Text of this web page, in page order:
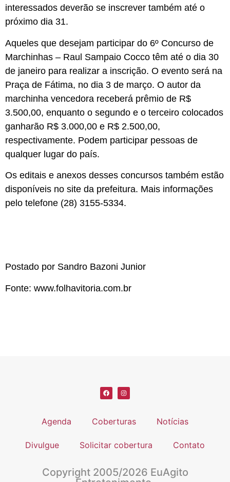
interessados deverão se inscrever também até o
próximo dia 31.
Aqueles que desejam participar do 6º Concurso de
Marchinhas – Raul Sampaio Cocco têm até o dia 30
de janeiro para realizar a inscrição. O evento será na
Praça de Fátima, no dia 3 de março. O autor da
marchinha vencedora receberá prêmio de R$
3.500,00, enquanto o segundo e o terceiro colocados
ganharão R$ 3.000,00 e R$ 2.500,00,
respectivamente. Podem participar pessoas de
qualquer lugar do país.
Os editais e anexos desses concursos também estão
disponíveis no site da prefeitura. Mais informações
pelo telefone (28) 3155-5334.
Postado por Sandro Bazoni Junior
Fonte: www.folhavitoria.com.br
Agenda Coberturas Notícias
Divulgue Solicitar cobertura Contato
Copyright 2005/2026 EuAgito